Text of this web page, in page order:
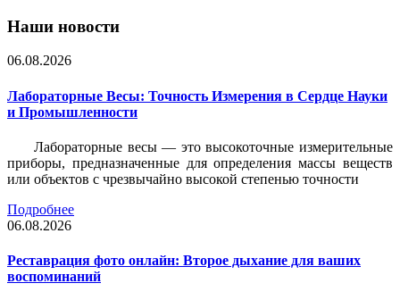
Наши новости
06.08.2026
Лабораторные Весы: Точность Измерения в Сердце Науки
и Промышленности
Лабораторные весы — это высокоточные измерительные
приборы, предназначенные для определения массы веществ
или объектов с чрезвычайно высокой степенью точности
Подробнее
06.08.2026
Реставрация фото онлайн: Второе дыхание для ваших
воспоминаний